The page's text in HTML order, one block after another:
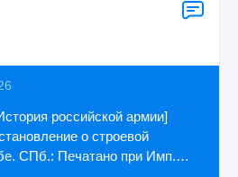
российской армии]
о строевой
СПб.: Печатано при Имп.